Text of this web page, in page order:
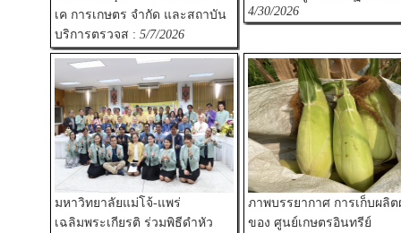
เค การเกษตร จำกัด และสถาบัน
บริการตรวจส : 5/7/2026
4/30/2026
มหาวิทยาลัยแม่โจ้-แพร่
เฉลิมพระเกียรติ ร่วมพิธีดำหัว
ภาพบรรยากาศ การเก็บผลิต
ของ ศูนย์เกษตรอินทรีย์